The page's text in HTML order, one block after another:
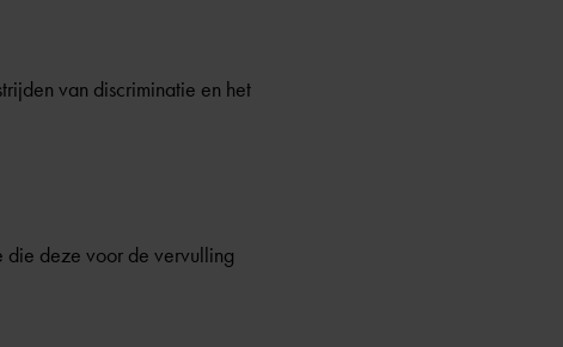
van discriminatie en het
die deze voor de vervulling